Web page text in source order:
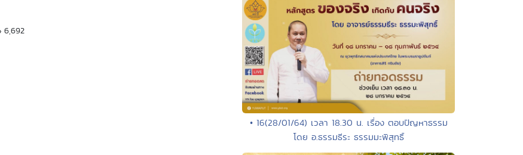
6,692
• 16(28/01/64) เวลา 18.30 น. เรื่อง ตอบปัญหาธรรม
โดย อ.ธรรมธีระ ธรรมมะพิสุทธิ์